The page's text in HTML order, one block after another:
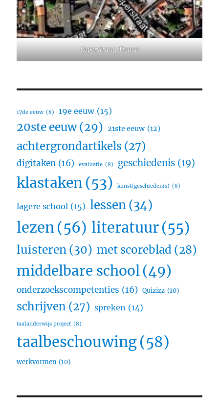
Peperstraat, Tienen
17de eeuw (8) 19e eeuw (15)
20ste eeuw(29) 21ste eeuw (12)
achtergrondartikels (27)
digitaken (16) evaluatie (8) geschiedenis (19)
klastaken(53) kunst(geschiedenis) (8)
lagere school (15) lessen(34)
lezen(56) literatuur(55)
luisteren (30) met scoreblad (28)
middelbare school(49)
onderzoekscompetenties (16) Quizizz (10)
schrijven (27) spreken (14)
taalanderwijs project (8)
taalbeschouwing(58)
werkvormen (10)